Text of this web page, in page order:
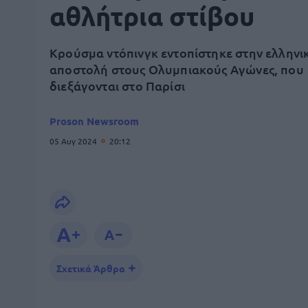
αθλήτρια στίβου
Κρούσμα ντόπινγκ εντοπίστηκε στην
αποστολή στους Ολυμπιακούς Αγώνες, που
διεξάγονται στο Παρίσι
Proson Newsroom
05 Αυγ 2024 20:12
Σχετικά Άρθρα